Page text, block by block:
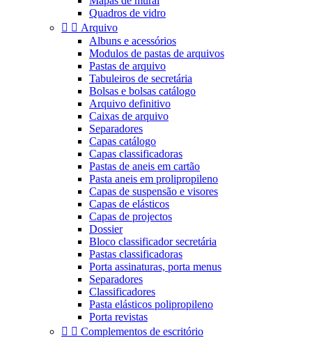
Quadros de vidro
  Arquivo
Albuns e acessórios
Modulos de pastas de arquivos
Pastas de arquivo
Tabuleiros de secretária
Bolsas e bolsas catálogo
Arquivo definitivo
Caixas de arquivo
Separadores
Capas catálogo
Capas classificadoras
Pastas de aneis em cartão
Pasta aneis em prolipropileno
Capas de suspensão e visores
Capas de elásticos
Capas de projectos
Dossier
Bloco classificador secretária
Pastas classificadoras
Porta assinaturas, porta menus
Separadores
Classificadores
Pasta elásticos polipropileno
Porta revistas
  Complementos de escritório